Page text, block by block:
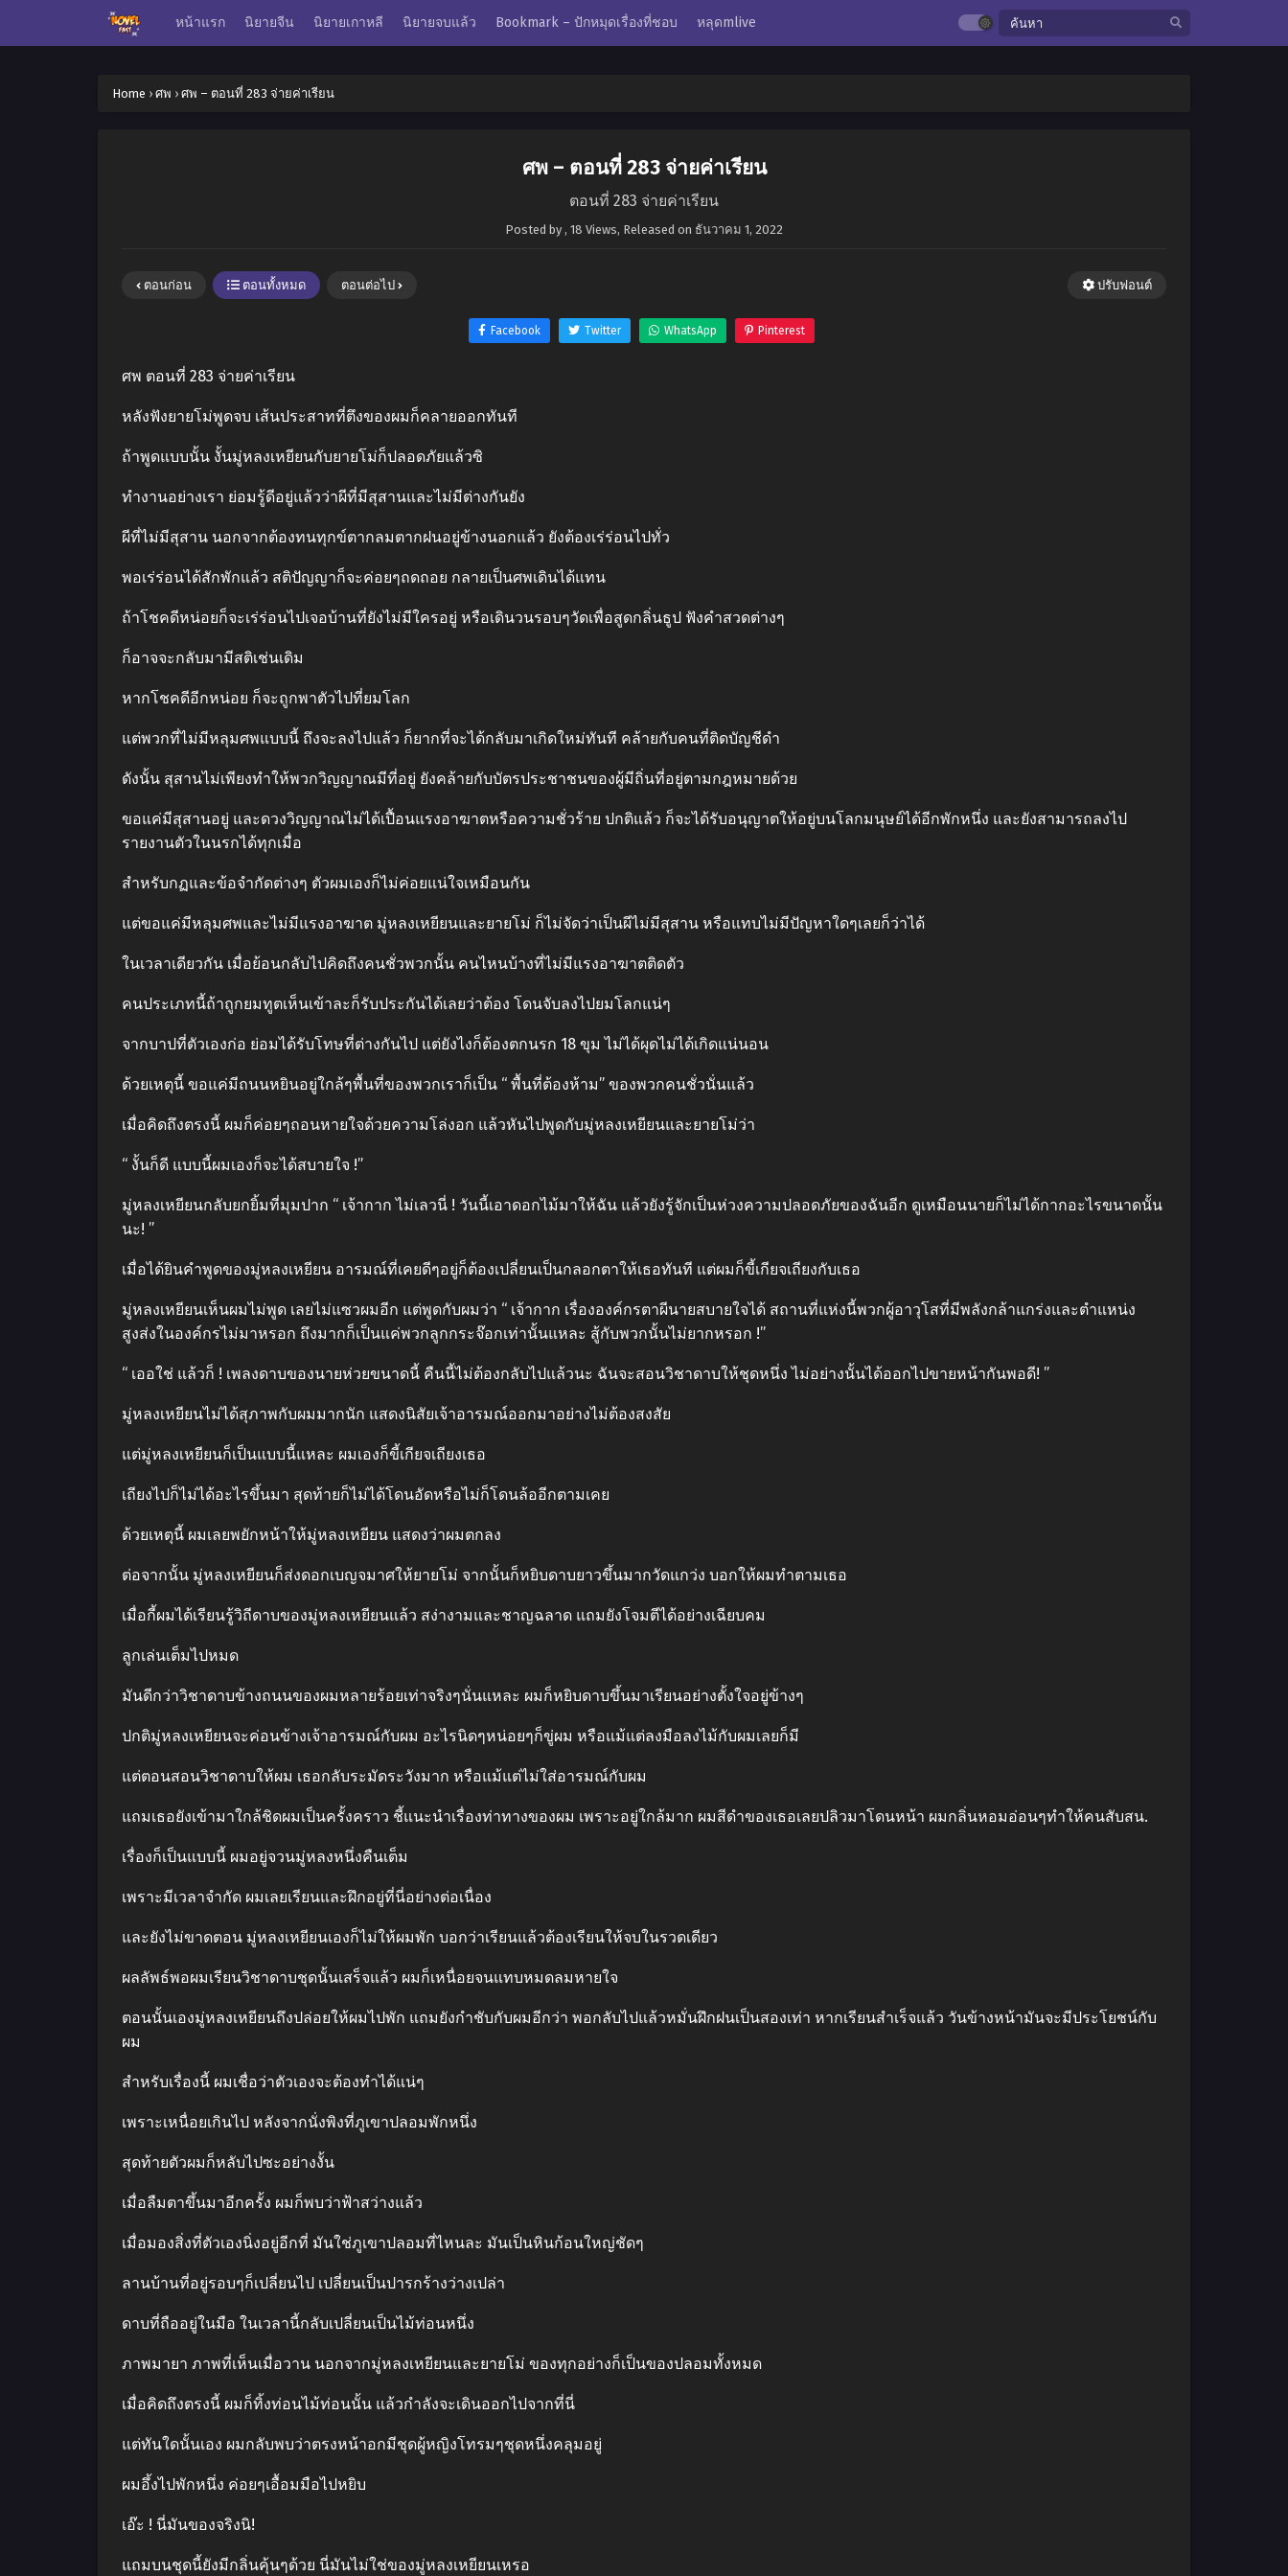
หน้าแรก นิยายจีน นิยายเกาหลี นิยายจบแล้ว Bookmark – ปักหมุดเรื่องที่ชอบ หลุดmlive
Home › ศพ › ศพ – ตอนที่ 283 จ่ายค่าเรียน
ศพ – ตอนที่ 283 จ่ายค่าเรียน
ตอนที่ 283 จ่ายค่าเรียน
Posted by , 18 Views, Released on ธันวาคม 1, 2022
ตอนก่อน ตอนทั้งหมด ตอนต่อไป ปรับฟอนต์
Facebook Twitter WhatsApp Pinterest
ศพ ตอนที่ 283 จ่ายค่าเรียน
หลังฟังยายโม่พูดจบ เส้นประสาทที่ตึงของผมก็คลายออกทันที
ถ้าพูดแบบนั้น งั้นมู่หลงเหยียนกับยายโม่ก็ปลอดภัยแล้วซิ
ทํางานอย่างเรา ย่อมรู้ดีอยู่แล้วว่าผีที่มีสุสานและไม่มีต่างกันยัง
ผีที่ไม่มีสุสาน นอกจากต้องทนทุกข์ตากลมตากฝนอยู่ข้างนอกแล้ว ยังต้องเร่ร่อนไปทั่ว
พอเร่ร่อนได้สักพักแล้ว สติปัญญาก็จะค่อยๆถดถอย กลายเป็นศพเดินได้แทน
ถ้าโชคดีหน่อยก็จะเร่ร่อนไปเจอบ้านที่ยังไม่มีใครอยู่ หรือเดินวนรอบๆวัดเพื่อสูดกลิ่นธูป ฟังคําสวดต่างๆ
ก็อาจจะกลับมามีสติเช่นเดิม
หากโชคดีอีกหน่อย ก็จะถูกพาตัวไปที่ยมโลก
แต่พวกที่ไม่มีหลุมศพแบบนี้ ถึงจะลงไปแล้ว ก็ยากที่จะได้กลับมาเกิดใหม่ทันที คล้ายกับคนที่ติดบัญชีดํา
ดังนั้น สุสานไม่เพียงทําให้พวกวิญญาณมีที่อยู่ ยังคล้ายกับบัตรประชาชนของผู้มีถิ่นที่อยู่ตามกฎหมายด้วย
ขอแค่มีสุสานอยู่ และดวงวิญญาณไม่ได้เปื้อนแรงอาฆาตหรือความชั่วร้าย ปกติแล้ว ก็จะได้รับอนุญาตให้อยู่บนโลกมนุษย์ได้อีกพักหนึ่ง และยังสามารถลงไป
รายงานตัวในนรกได้ทุกเมื่อ
สําหรับกฏและข้อจํากัดต่างๆ ตัวผมเองก็ไม่ค่อยแน่ใจเหมือนกัน
แต่ขอแค่มีหลุมศพและไม่มีแรงอาฆาต มู่หลงเหยียนและยายโม่ ก็ไม่จัดว่าเป็นผีไม่มีสุสาน หรือแทบไม่มีปัญหาใดๆเลยก็ว่าได้
ในเวลาเดียวกัน เมื่อย้อนกลับไปคิดถึงคนชั่วพวกนั้น คนไหนบ้างที่ไม่มีแรงอาฆาตติดตัว
คนประเภทนี้ถ้าถูกยมทูตเห็นเข้าละก็รับประกันได้เลยว่าต้อง โดนจับลงไปยมโลกแน่ๆ
จากบาปที่ตัวเองก่อ ย่อมได้รับโทษที่ต่างกันไป แต่ยังไงก็ต้องตกนรก 18 ขุม ไม่ได้ผุดไม่ได้เกิดแน่นอน
ด้วยเหตุนี้ ขอแค่มีถนนหยินอยู่ใกล้ๆพื้นที่ของพวกเราก็เป็น “ พื้นที่ต้องห้าม” ของพวกคนชั่วนั่นแล้ว
เมื่อคิดถึงตรงนี้ ผมก็ค่อยๆถอนหายใจด้วยความโล่งอก แล้วหันไปพูดกับมู่หลงเหยียนและยายโม่ว่า
“ งั้นก็ดี แบบนี้ผมเองก็จะได้สบายใจ !”
มู่หลงเหยียนกลับยกยิ้มที่มุมปาก “ เจ้ากาก ไม่เลวนี่ ! วันนี้เอาดอกไม้มาให้ฉัน แล้วยังรู้จักเป็นห่วงความปลอดภัยของฉันอีก ดูเหมือนนายก็ไม่ได้กากอะไรขนาดนั้น
นะ! ”
เมื่อได้ยินคําพูดของมู่หลงเหยียน อารมณ์ที่เคยดีๆอยู่ก็ต้องเปลี่ยนเป็นกลอกตาให้เธอทันที แต่ผมก็ขี้เกียจเถียงกับเธอ
มู่หลงเหยียนเห็นผมไม่พูด เลยไม่แซวผมอีก แต่พูดกับผมว่า “ เจ้ากาก เรื่ององค์กรตาผีนายสบายใจได้ สถานที่แห่งนี้พวกผู้อาวุโสที่มีพลังกล้าแกร่งและตําแหน่ง
สูงส่งในองค์กรไม่มาหรอก ถึงมากก็เป็นแค่พวกลูกกระจ๊อกเท่านั้นแหละ สู้กับพวกนั้นไม่ยากหรอก !”
“ เออใช่ แล้วก็ ! เพลงดาบของนายห่วยขนาดนี้ คืนนี้ไม่ต้องกลับไปแล้วนะ ฉันจะสอนวิชาดาบให้ชุดหนึ่ง ไม่อย่างนั้นได้ออกไปขายหน้ากันพอดี! ”
มู่หลงเหยียนไม่ได้สุภาพกับผมมากนัก แสดงนิสัยเจ้าอารมณ์ออกมาอย่างไม่ต้องสงสัย
แต่มู่หลงเหยียนก็เป็นแบบนี้แหละ ผมเองก็ขี้เกียจเถียงเธอ
เถียงไปก็ไม่ได้อะไรขึ้นมา สุดท้ายก็ไม่ได้โดนอัดหรือไม่ก็โดนล้ออีกตามเคย
ด้วยเหตุนี้ ผมเลยพยักหน้าให้มู่หลงเหยียน แสดงว่าผมตกลง
ต่อจากนั้น มู่หลงเหยียนก็ส่งดอกเบญจมาศให้ยายโม่ จากนั้นก็หยิบดาบยาวขึ้นมากวัดแกว่ง บอกให้ผมทําตามเธอ
เมื่อกี้ผมได้เรียนรู้วิถีดาบของมู่หลงเหยียนแล้ว สง่างามและชาญฉลาด แถมยังโจมตีได้อย่างเฉียบคม
ลูกเล่นเต็มไปหมด
มันดีกว่าวิชาดาบข้างถนนของผมหลายร้อยเท่าจริงๆนั่นแหละ ผมก็หยิบดาบขึ้นมาเรียนอย่างตั้งใจอยู่ข้างๆ
ปกติมู่หลงเหยียนจะค่อนข้างเจ้าอารมณ์กับผม อะไรนิดๆหน่อยๆก็ขู่ผม หรือแม้แต่ลงมือลงไม้กับผมเลยก็มี
แต่ตอนสอนวิชาดาบให้ผม เธอกลับระมัดระวังมาก หรือแม้แต่ไม่ใส่อารมณ์กับผม
แถมเธอยังเข้ามาใกล้ชิดผมเป็นครั้งคราว ชี้แนะนําเรื่องท่าทางของผม เพราะอยู่ใกล้มาก ผมสีดําของเธอเลยปลิวมาโดนหน้า ผมกลิ่นหอมอ่อนๆทําให้คนสับสน.
เรื่องก็เป็นแบบนี้ ผมอยู่จวนมู่หลงหนึ่งคืนเต็ม
เพราะมีเวลาจํากัด ผมเลยเรียนและฝึกอยู่ที่นี่อย่างต่อเนื่อง
และยังไม่ขาดตอน มู่หลงเหยียนเองก็ไม่ให้ผมพัก บอกว่าเรียนแล้วต้องเรียนให้จบในรวดเดียว
ผลลัพธ์พอผมเรียนวิชาดาบชุดนั้นเสร็จแล้ว ผมก็เหนื่อยจนแทบหมดลมหายใจ
ตอนนั้นเองมู่หลงเหยียนถึงปล่อยให้ผมไปพัก แถมยังกําชับกับผมอีกว่า พอกลับไปแล้วหมั่นฝึกฝนเป็นสองเท่า หากเรียนสําเร็จแล้ว วันข้างหน้ามันจะมีประโยชน์กับ
ผม
สําหรับเรื่องนี้ ผมเชื่อว่าตัวเองจะต้องทําได้แน่ๆ
เพราะเหนื่อยเกินไป หลังจากนั่งพิงที่ภูเขาปลอมพักหนึ่ง
สุดท้ายตัวผมก็หลับไปซะอย่างงั้น
เมื่อลืมตาขึ้นมาอีกครั้ง ผมก็พบว่าฟ้าสว่างแล้ว
เมื่อมองสิ่งที่ตัวเองนิ่งอยู่อีกที่ มันใช่ภูเขาปลอมที่ไหนละ มันเป็นหินก้อนใหญ่ชัดๆ
ลานบ้านที่อยู่รอบๆก็เปลี่ยนไป เปลี่ยนเป็นปารกร้างว่างเปล่า
ดาบที่ถืออยู่ในมือ ในเวลานี้กลับเปลี่ยนเป็นไม้ท่อนหนึ่ง
ภาพมายา ภาพที่เห็นเมื่อวาน นอกจากมู่หลงเหยียนและยายโม่ ของทุกอย่างก็เป็นของปลอมทั้งหมด
เมื่อคิดถึงตรงนี้ ผมก็ทิ้งท่อนไม้ท่อนนั้น แล้วกําลังจะเดินออกไปจากที่นี่
แต่ทันใดนั้นเอง ผมกลับพบว่าตรงหน้าอกมีชุดผู้หญิงโทรมๆชุดหนึ่งคลุมอยู่
ผมอึ้งไปพักหนึ่ง ค่อยๆเอื้อมมือไปหยิบ
เอ๊ะ ! นี่มันของจริงนิ!
แถมบนชุดนี้ยังมีกลิ่นคุ้นๆด้วย นี่มันไม่ใช่ของมู่หลงเหยียนเหรอ